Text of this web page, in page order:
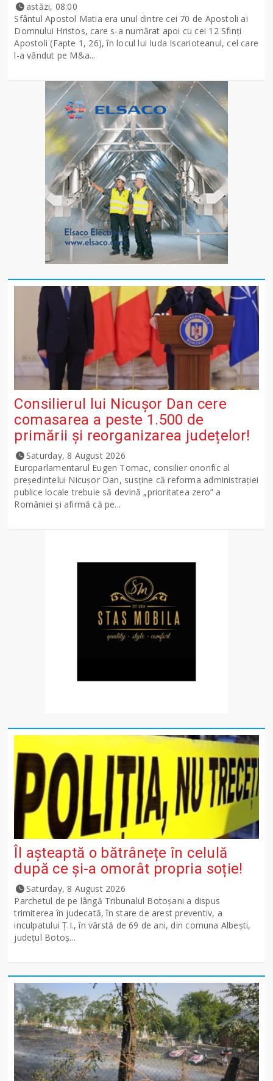
astăzi, 08:00
Sfântul Apostol Matia era unul dintre cei 70 de Apostoli ai
Domnului Hristos, care s-a numărat apoi cu cei 12 Sfinţi
Apostoli (Fapte 1, 26), în locul lui Iuda Iscarioteanul, cel care
l-a vândut pe M&a...
Consilierul lui Nicușor Dan cere
comasarea a peste 1.500 de
primării și reorganizarea județelor!
Saturday, 8 August 2026
Europarlamentarul Eugen Tomac, consilier onorific al
președintelui Nicușor Dan, susține că reforma administrației
publice locale trebuie să devină „prioritatea zero” a
României și afirmă că pe...
Îl așteaptă o bătrânețe în celulă
după ce și-a omorât propria soție!
Saturday, 8 August 2026
Parchetul de pe lângă Tribunalul Botoşani a dispus
trimiterea în judecată, în stare de arest preventiv, a
inculpatului Ț.I., în vârstă de 69 de ani, din comuna Albești,
județul Botoș...